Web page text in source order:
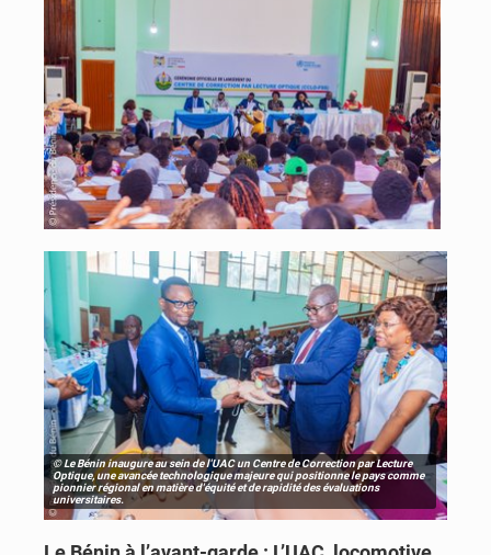
© Le Bénin inaugure au sein de l'UAC un Centre de Correction par Lecture
Optique, une avancée technologique majeure qui positionne le pays comme
pionnier régional en matière d'équité et de rapidité des évaluations
universitaires.